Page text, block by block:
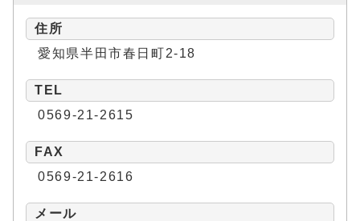
住所
愛知県半田市春日町2-18
TEL
0569-21-2615
FAX
0569-21-2616
メール